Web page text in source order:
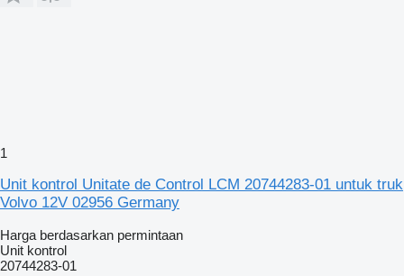
1
Unit kontrol Unitate de Control LCM 20744283-01 untuk truk
Volvo 12V 02956 Germany
Harga berdasarkan permintaan
Unit kontrol
20744283-01